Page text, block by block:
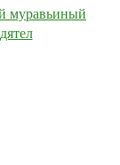
муравьиный
дятел